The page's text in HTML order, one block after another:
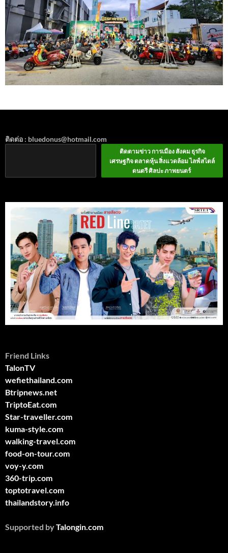
ติดต่อ : bluedonus@hotmail.com
ติดตามข่าว การเมือง สังคม ธุรกิจ
เศรษฐกิจ ตลาดหุ้น สิ่งแวดล้อม ไลฟ์สไตล์
ดนตรี ศิลปะ ภาพยนตร์
Friend Links
TalonTV
wefiethailand.com
Btripnews.net
TriptoEat.com
Star-traveller.com
kuma-style.com
walking-travel.com
food-on-tour.com
voy-y.com
360-trip.com
toptotravel.com
thailandstory.info
Supported byTalongin.com